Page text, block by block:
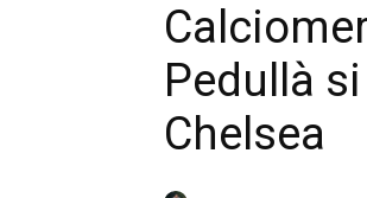
Pedullà
Chelsea